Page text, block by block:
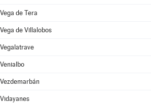
Vega de Tera
Vega de Villalobos
Vegalatrave
Venialbo
Vezdemarbán
Vidayanes